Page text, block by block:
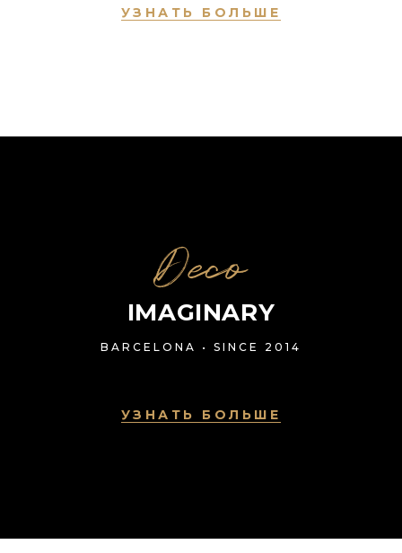
УЗНАТЬ БОЛЬШЕ
Deco
IMAGINARY
BARCELONA • SINCE 2014
УЗНАТЬ БОЛЬШЕ